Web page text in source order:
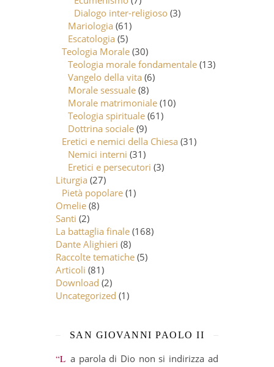
Dialogo inter-religioso (3)
Mariologia (61)
Escatologia (5)
Teologia Morale (30)
Teologia morale fondamentale (13)
Vangelo della vita (6)
Morale sessuale (8)
Morale matrimoniale (10)
Teologia spirituale (61)
Dottrina sociale (9)
Eretici e nemici della Chiesa (31)
Nemici interni (31)
Eretici e persecutori (3)
Liturgia (27)
Pietà popolare (1)
Omelie (8)
Santi (2)
La battaglia finale (168)
Dante Alighieri (8)
Raccolte tematiche (5)
Articoli (81)
Download (2)
Uncategorized (1)
SAN GIOVANNI PAOLO II
“La parola di Dio non si indirizza ad